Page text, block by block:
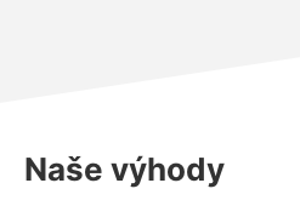
Naše výhody